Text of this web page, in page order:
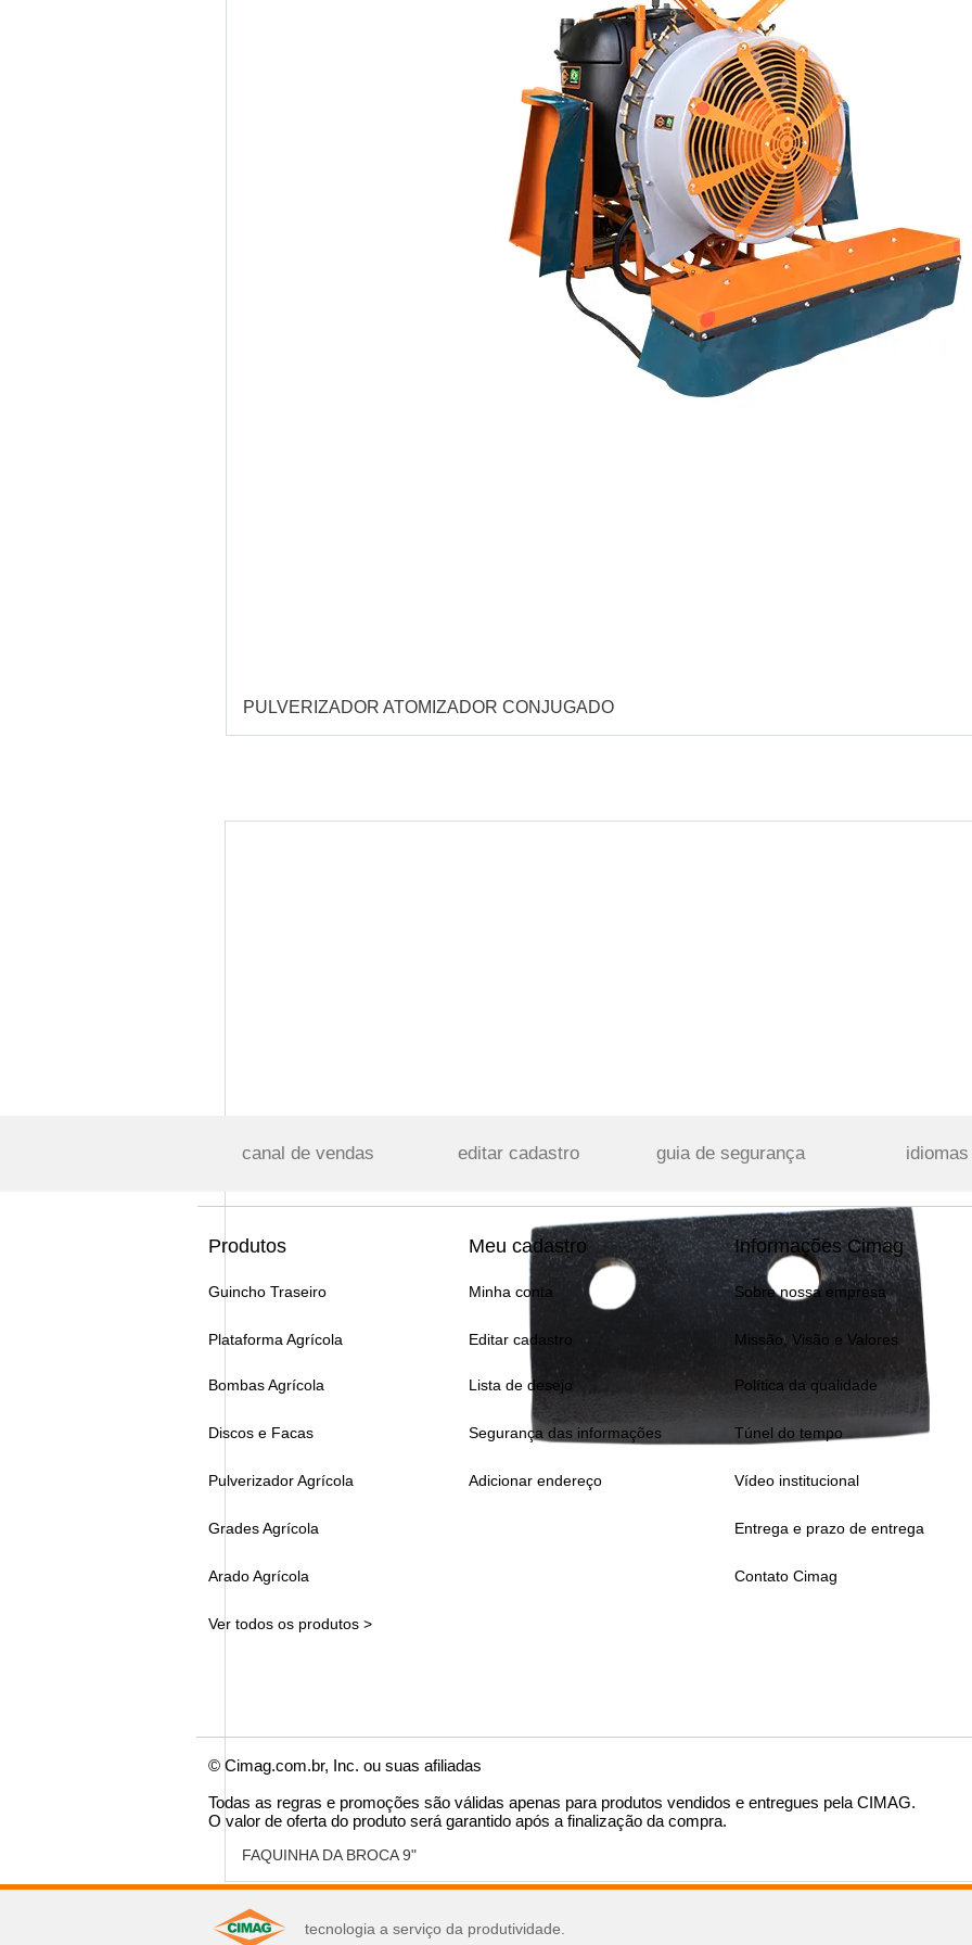
PULVERIZADOR ATOMIZADOR CONJUGADO
FAQUINHA DA BROCA 9"
você pode se interessar
canal de vendas editar cadastro guia de segurança idiomas
Produtos Meu cadastro Informações Cimag
Guincho Traseiro Minha conta Sobre nossa empresa
Plataforma Agrícola Editar cadastro Missão, Visão e Valores
Bombas Agrícola Lista de desejo Política da qualidade
Discos e Facas Segurança das informações Túnel do tempo
Pulverizador Agrícola Adicionar endereço Vídeo institucional
Grades Agrícola
Arado Agrícola
Entrega e prazo de entrega
Contato Cimag
Ver todos os produtos >
© Cimag.com.br, Inc. ou suas afiliadas
Todas as regras e promoções são válidas apenas para produtos vendidos e entregues pela CIMAG.
O valor de oferta do produto será garantido após a finalização da compra.
tecnologia a serviço da produtividade.